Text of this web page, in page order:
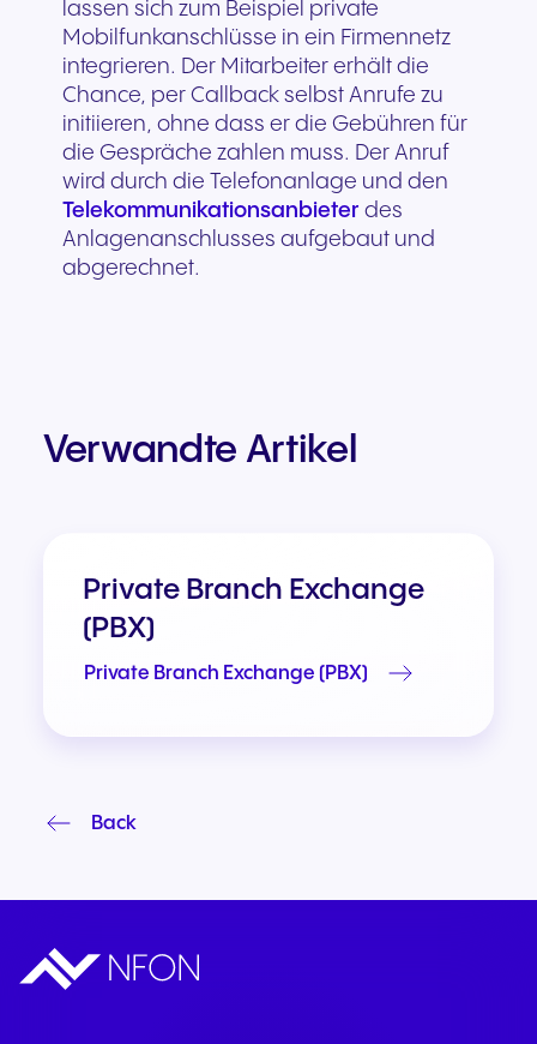
lassen sich zum Beispiel private
Mobilfunkanschlüsse in ein Firmennetz
integrieren. Der Mitarbeiter erhält die
Chance, per Callback selbst Anrufe zu
initiieren, ohne dass er die Gebühren für
die Gespräche zahlen muss. Der Anruf
wird durch die Telefonanlage und den
Telekommunikationsanbieter des
Anlagenanschlusses aufgebaut und
abgerechnet.
Verwandte Artikel
Private Branch Exchange
(PBX)
Private Branch Exchange (PBX)
Back